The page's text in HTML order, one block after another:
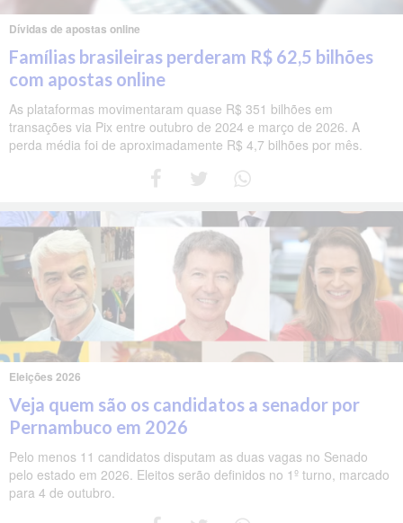
Dívidas de apostas online
Famílias brasileiras perderam R$ 62,5 bilhões
com apostas online
As plataformas movimentaram quase R$ 351 bilhões em
transações via Pix entre outubro de 2024 e março de 2026. A
perda média foi de aproximadamente R$ 4,7 bilhões por mês.
Eleições 2026
Veja quem são os candidatos a senador por
Pernambuco em 2026
Pelo menos 11 candidatos disputam as duas vagas no Senado
pelo estado em 2026. Eleitos serão definidos no 1º turno, marcado
para 4 de outubro.